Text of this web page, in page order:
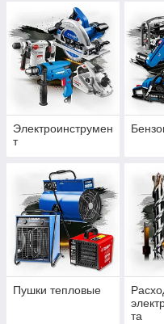
Электроинструмен
т
Пушки тепловые
та